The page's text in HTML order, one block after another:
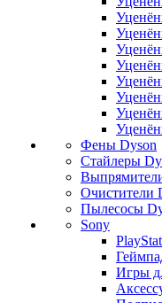
Фены Dyson
Стайлеры
Очистители
Пылесосы
Sony
Игры